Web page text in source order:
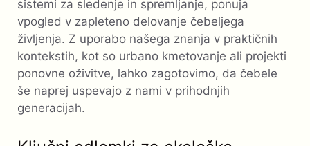
sistemi za sledenje in spremljanje, ponuja
vpogled v zapleteno delovanje čebeljega
življenja. Z uporabo našega znanja v praktičnih
kontekstih, kot so urbano kmetovanje ali projekti
ponovne oživitve, lahko zagotovimo, da čebele
še naprej uspevajo z nami v prihodnjih
generacijah.